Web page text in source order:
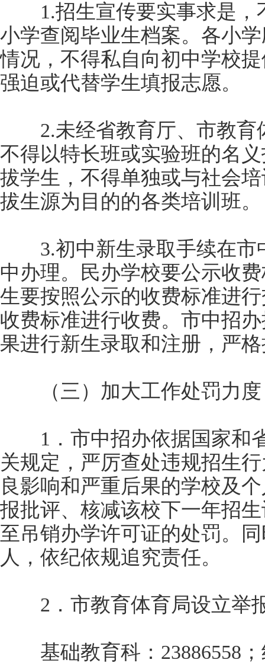
1.招生宣传要实事求是，
小学查阅毕业生档案。各小
情况，不得私自向初中学校
强迫或代替学生填报志愿。
2.未经省教育厅、市教育
不得以特长班或实验班的名
拔学生，不得单独或与社会
拔生源为目的的各类培训班。
3.初中新生录取手续在市
中办理。民办学校要公示收
生要按照公示的收费标准进
收费标准进行收费。市中招
果进行新生录取和注册，严
（三）加大工作处罚力度
1．市中招办依据国家和
关规定，严厉查处违规招生
良影响和严重后果的学校及
报批评、核减该校下一年招
至吊销办学许可证的处罚。
人，依纪依规追究责任。
2．市教育体育局设立举
基础教育科：23886558；